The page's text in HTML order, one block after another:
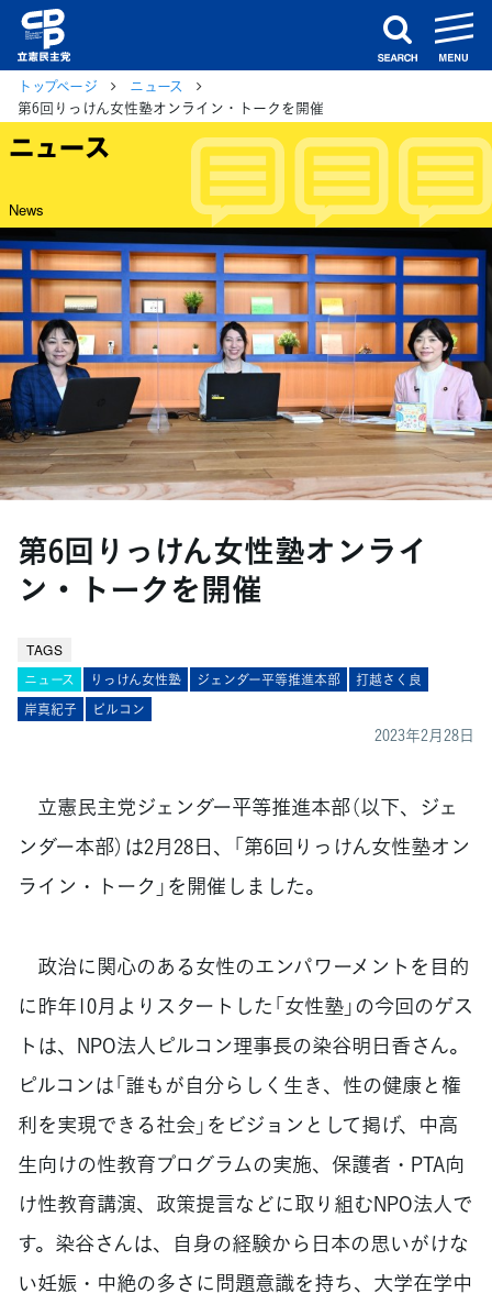
search
トップページ
ニュース
第6回りっけん女性塾オンライン・トークを開催
ニュース
News
第6回りっけん女性塾オンライ
ン・トークを開催
TAGS
ニュース りっけん女性塾 ジェンダー平等推進本部
打越さく良
岸真紀子
ピルコン
2023年2月28日
立憲民主党ジェンダー平等推進本部（以下、ジェ
ンダー本部）は2月28日、「第6回りっけん女性塾オン
ライン・トーク」を開催しました。
政治に関心のある女性のエンパワーメントを目的
に昨年10月よりスタートした「女性塾」の今回のゲス
トは、NPO法人ピルコン理事長の染谷明日香さん。
ピルコンは「誰もが自分らしく生き、性の健康と権
利を実現できる社会」をビジョンとして掲げ、中高
生向けの性教育プログラムの実施、保護者・PTA向
け性教育講演、政策提言などに取り組むNPO法人で
す。染谷さんは、自身の経験から日本の思いがけな
い妊娠・中絶の多さに問題意識を持ち、大学在学中